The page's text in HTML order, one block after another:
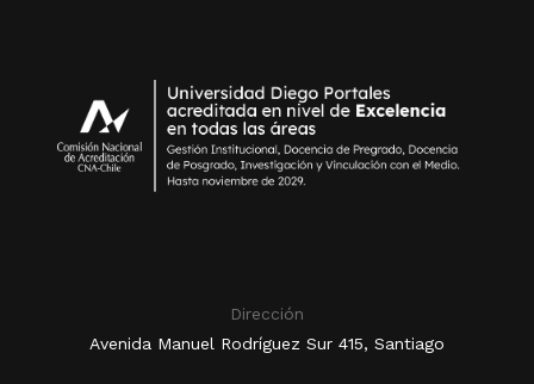
Dirección
Avenida Manuel Rodríguez Sur 415, Santiago